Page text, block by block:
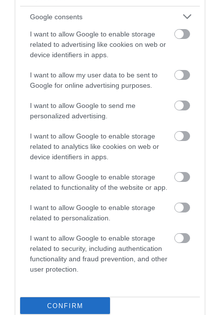
Google consents
I want to allow Google to enable storage
related to advertising like cookies on web or
device identifiers in apps.
I want to allow my user data to be sent to
Google for online advertising purposes.
I want to allow Google to send me
personalized advertising.
I want to allow Google to enable storage
related to analytics like cookies on web or
device identifiers in apps.
I want to allow Google to enable storage
related to functionality of the website or app.
I want to allow Google to enable storage
related to personalization.
I want to allow Google to enable storage
related to security, including authentication
functionality and fraud prevention, and other
user protection.
CONFIRM
5.0
Összesen 1
5 1
0
3 0
2 0